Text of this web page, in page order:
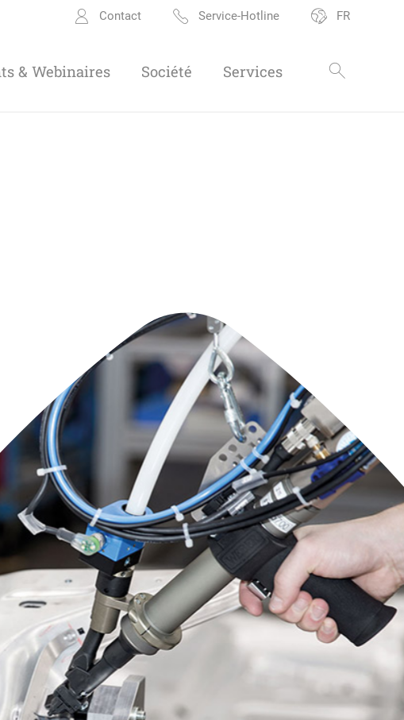
Contact Service-Hotline FR
& Webinaires Société Services